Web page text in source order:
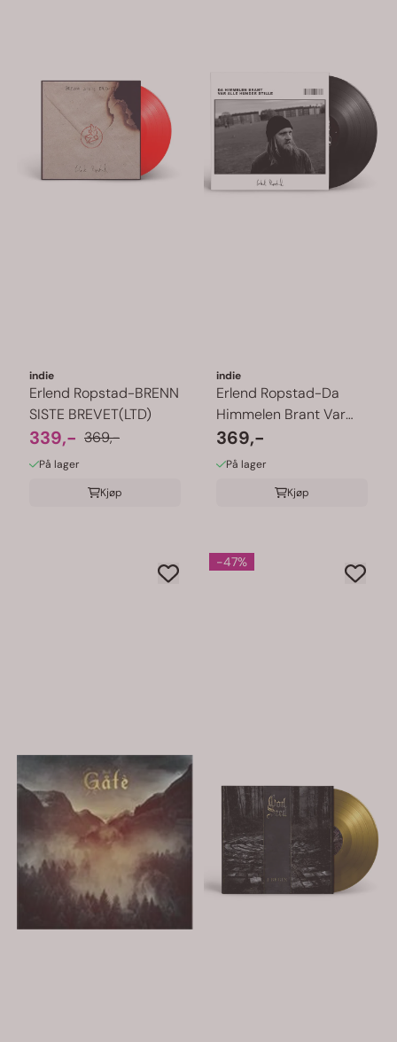
indie
Erlend Ropstad-BRENN
SISTE BREVET(LTD)
339,- 369,-
På lager
Kjøp
indie
Erlend Ropstad-Da
Himmelen Brant Var
Alle Hunder ...
369,-
På lager
Kjøp
-47%